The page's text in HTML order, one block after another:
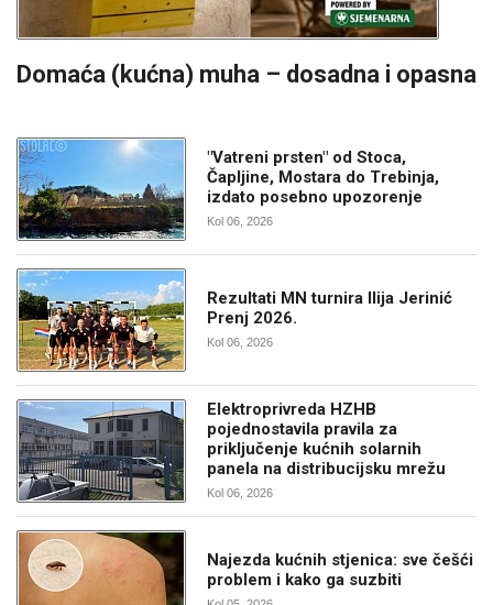
Domaća (kućna) muha – dosadna i opasna
"Vatreni prsten" od Stoca,
Čapljine, Mostara do Trebinja,
izdato posebno upozorenje
Kol 06, 2026
Rezultati MN turnira Ilija Jerinić
Prenj 2026.
Kol 06, 2026
Elektroprivreda HZHB
pojednostavila pravila za
priključenje kućnih solarnih
panela na distribucijsku mrežu
Kol 06, 2026
Najezda kućnih stjenica: sve češći
problem i kako ga suzbiti